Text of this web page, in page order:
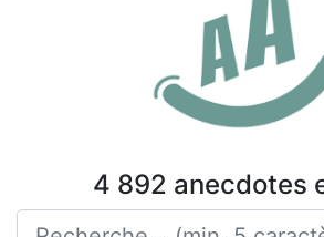
4 892 anecdotes